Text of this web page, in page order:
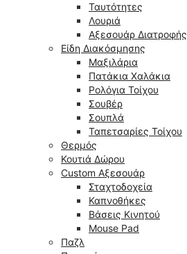
Ταυτότητες
Λουριά
Αξεσουάρ Διατροφής
Είδη Διακόσμησης
Μαξιλάρια
Πατάκια Χαλάκια
Ρολόγια Τοίχου
Σουβέρ
Σουπλά
Ταπετσαρίες Τοίχου
Θερμός
Κουτιά Δώρου
Custom Αξεσουάρ
Σταχτοδοχεία
Καπνοθήκες
Βάσεις Κινητού
Mouse Pad
Παζλ